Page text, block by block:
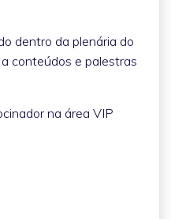
dentro da plenária do
conteúdos e palestras
na área VIP